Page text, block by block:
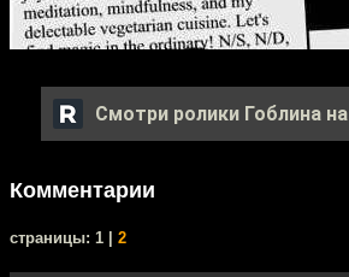
Смотри ролики Гоблина на
Комментарии
cтраницы: 1 | 2